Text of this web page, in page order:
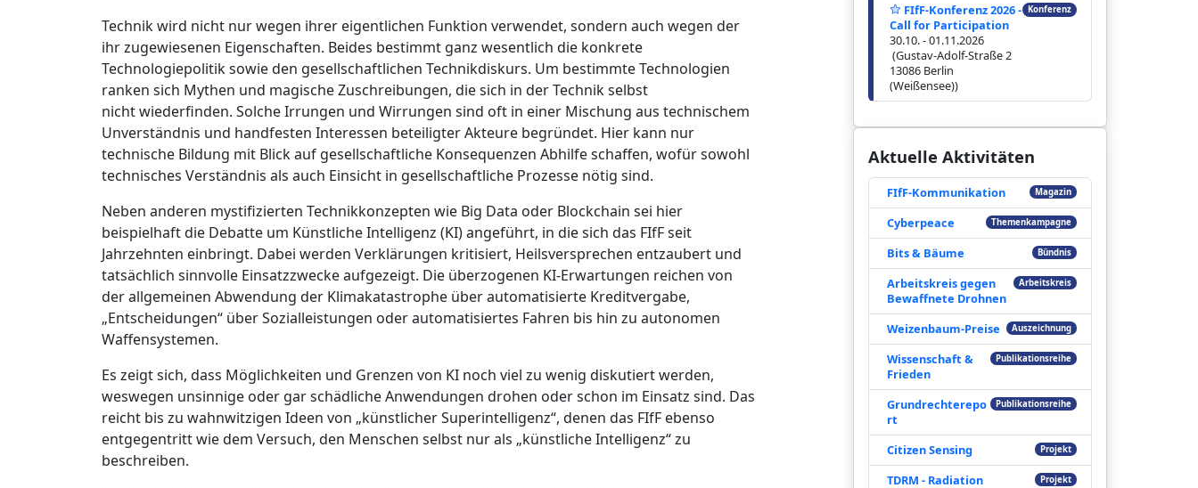
Technik wird nicht nur wegen ihrer eigentlichen Funktion verwendet, sondern auch wegen der
ihr zugewiesenen Eigenschaften. Beides bestimmt ganz wesentlich die konkrete
Technologiepolitik sowie den gesellschaftlichen Technikdiskurs. Um bestimmte Technologien
ranken sich Mythen und magische Zuschreibungen, die sich in der Technik selbst
nicht wiederfinden. Solche Irrungen und Wirrungen sind oft in einer Mischung aus technischem
Unverständnis und handfesten Interessen beteiligter Akteure begründet. Hier kann nur
technische Bildung mit Blick auf gesellschaftliche Konsequenzen Abhilfe schaffen, wofür sowohl
technisches Verständnis als auch Einsicht in gesellschaftliche Prozesse nötig sind.
Neben anderen mystifizierten Technikkonzepten wie Big Data oder Blockchain sei hier
beispielhaft die Debatte um Künstliche Intelligenz (KI) angeführt, in die sich das FIfF seit
Jahrzehnten einbringt. Dabei werden Verklärungen kritisiert, Heilsversprechen entzaubert und
tatsächlich sinnvolle Einsatzzwecke aufgezeigt. Die überzogenen KI-Erwartungen reichen von
der allgemeinen Abwendung der Klimakatastrophe über automatisierte Kreditvergabe,
„Entscheidungen“ über Sozialleistungen oder automatisiertes Fahren bis hin zu autonomen
Waffensystemen.
Es zeigt sich, dass Möglichkeiten und Grenzen von KI noch viel zu wenig diskutiert werden,
weswegen unsinnige oder gar schädliche Anwendungen drohen oder schon im Einsatz sind. Das
reicht bis zu wahnwitzigen Ideen von „künstlicher Superintelligenz“, denen das FIfF ebenso
entgegentritt wie dem Versuch, den Menschen selbst nur als „künstliche Intelligenz“ zu
beschreiben.
FIfF-Konferenz 2026 -
Call for Participation
30.10. - 01.11.2026
(Gustav-Adolf-Straße 2
13086 Berlin
(Weißensee))
Konferenz
Aktuelle Aktivitäten
FIfF-Kommunikation Magazin
Cyberpeace Themenkampagne
Bits & Bäume Bündnis
Arbeitskreis gegen
Bewaffnete Drohnen
Arbeitskreis
Weizenbaum-Preise Auszeichnung
Wissenschaft &
Frieden
Publikationsreihe
Grundrechterepo
rt
Publikationsreihe
Citizen Sensing Projekt
TDRM - Radiation
Projekt